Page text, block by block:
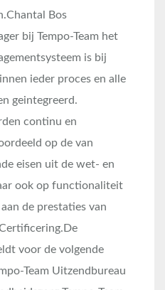
Bos
bij Tempo-Team het
is bij
ieder proces en alle
geintegreerd.
continu en
op de van
eisen uit de wet- en
ook op functionaliteit
de prestaties van
voor de volgende
Team Uitzendbureau